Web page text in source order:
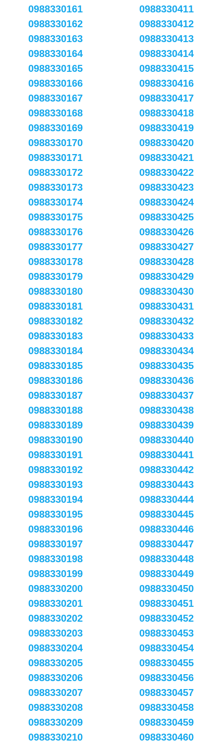
0988330161
0988330162
0988330163
0988330164
0988330165
0988330166
0988330167
0988330168
0988330169
0988330170
0988330171
0988330172
0988330173
0988330174
0988330175
0988330176
0988330177
0988330178
0988330179
0988330180
0988330181
0988330182
0988330183
0988330184
0988330185
0988330186
0988330187
0988330188
0988330189
0988330190
0988330191
0988330192
0988330193
0988330194
0988330195
0988330196
0988330197
0988330198
0988330199
0988330200
0988330201
0988330202
0988330203
0988330204
0988330205
0988330206
0988330207
0988330208
0988330209
0988330210
0988330411
0988330412
0988330413
0988330414
0988330415
0988330416
0988330417
0988330418
0988330419
0988330420
0988330421
0988330422
0988330423
0988330424
0988330425
0988330426
0988330427
0988330428
0988330429
0988330430
0988330431
0988330432
0988330433
0988330434
0988330435
0988330436
0988330437
0988330438
0988330439
0988330440
0988330441
0988330442
0988330443
0988330444
0988330445
0988330446
0988330447
0988330448
0988330449
0988330450
0988330451
0988330452
0988330453
0988330454
0988330455
0988330456
0988330457
0988330458
0988330459
0988330460